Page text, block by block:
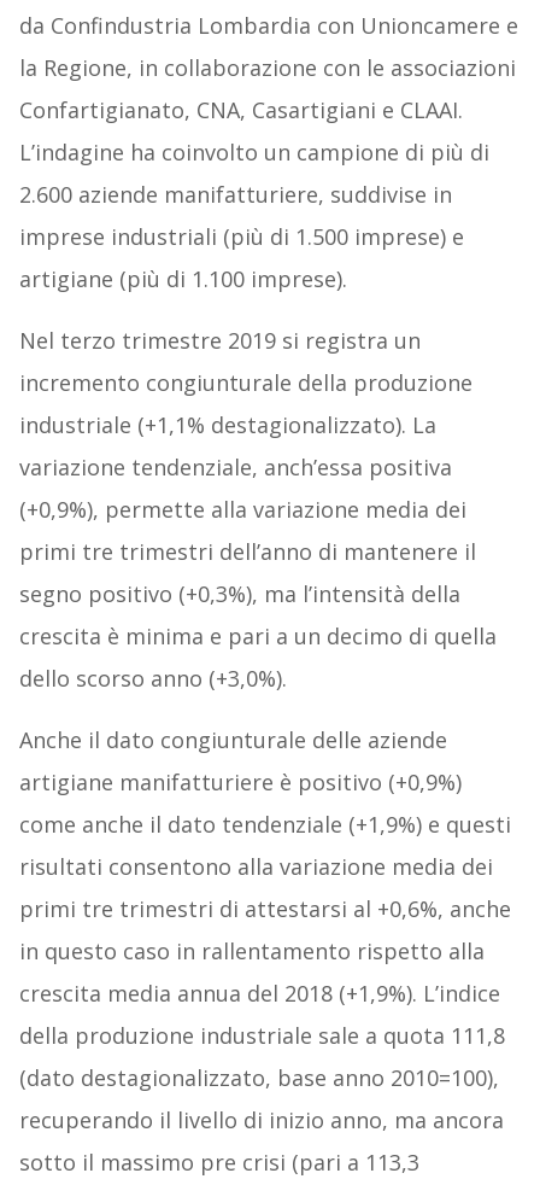
da Confindustria Lombardia con Unioncamere e
la Regione, in collaborazione con le associazioni
Confartigianato, CNA, Casartigiani e CLAAI.
L’indagine ha coinvolto un campione di più di
2.600 aziende manifatturiere, suddivise in
imprese industriali (più di 1.500 imprese) e
artigiane (più di 1.100 imprese).
Nel terzo trimestre 2019 si registra un
incremento congiunturale della produzione
industriale (+1,1% destagionalizzato). La
variazione tendenziale, anch’essa positiva
(+0,9%), permette alla variazione media dei
primi tre trimestri dell’anno di mantenere il
segno positivo (+0,3%), ma l’intensità della
crescita è minima e pari a un decimo di quella
dello scorso anno (+3,0%).
Anche il dato congiunturale delle aziende
artigiane manifatturiere è positivo (+0,9%)
come anche il dato tendenziale (+1,9%) e questi
risultati consentono alla variazione media dei
primi tre trimestri di attestarsi al +0,6%, anche
in questo caso in rallentamento rispetto alla
crescita media annua del 2018 (+1,9%). L’indice
della produzione industriale sale a quota 111,8
(dato destagionalizzato, base anno 2010=100),
recuperando il livello di inizio anno, ma ancora
sotto il massimo pre crisi (pari a 113,3